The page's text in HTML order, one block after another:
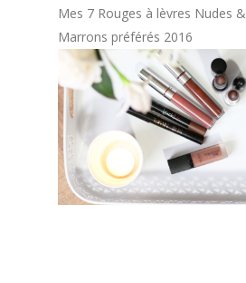
Mes 7 Rouges à lèvres Nudes &
Marrons préférés 2016